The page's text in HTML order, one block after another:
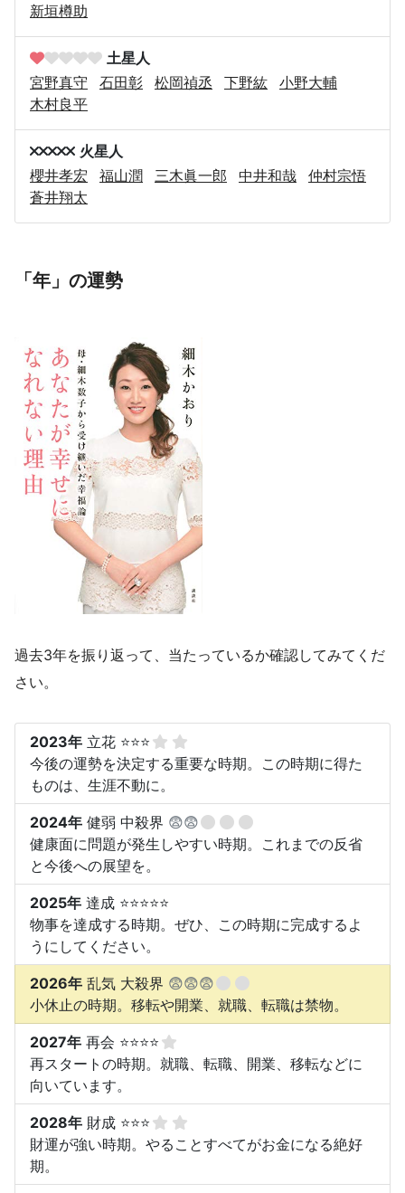
新垣樽助
土星人
宮野真守
石田彰 松岡禎丞 下野紘
小野大輔
木村良平
火星人
櫻井孝宏
福山潤 三木眞一郎 中井和哉
仲村宗悟
蒼井翔太
「年」の運勢
過去3年を振り返って、当たっているか確認してみてくだ
さい。
2023年 立花 ⭐⭐⭐
今後の運勢を決定する重要な時期。この時期に得た
ものは、生涯不動に。
2024年 健弱 中殺界 😨😨
健康面に問題が発生しやすい時期。これまでの反省
と今後への展望を。
2025年 達成 ⭐⭐⭐⭐⭐
物事を達成する時期。ぜひ、この時期に完成するよ
うにしてください。
2026年 乱気 大殺界 😨😨😨
小休止の時期。移転や開業、就職、転職は禁物。
2027年 再会 ⭐⭐⭐⭐
再スタートの時期。就職、転職、開業、移転などに
向いています。
2028年 財成 ⭐⭐⭐
財運が強い時期。やることすべてがお金になる絶好
期。